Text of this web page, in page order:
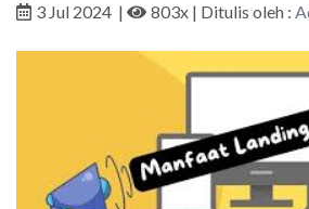
3 Jul 2024 | 803x | Ditulis oleh :